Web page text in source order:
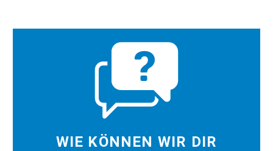
WIE KÖNNEN WIR DIR